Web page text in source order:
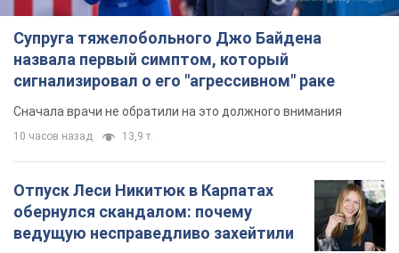
Супруга тяжелобольного Джо Байдена
назвала первый симптом, который
сигнализировал о его "агрессивном" раке
Сначала врачи не обратили на это должного внимания
10 часов назад 13,9 т.
Отпуск Леси Никитюк в Карпатах
обернулся скандалом: почему
ведущую несправедливо захейтили